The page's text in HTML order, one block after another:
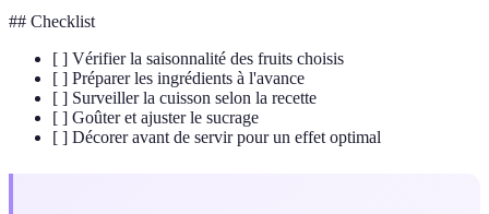
## Checklist
[ ] Vérifier la saisonnalité des fruits choisis
[ ] Préparer les ingrédients à l'avance
[ ] Surveiller la cuisson selon la recette
[ ] Goûter et ajuster le sucrage
[ ] Décorer avant de servir pour un effet optimal